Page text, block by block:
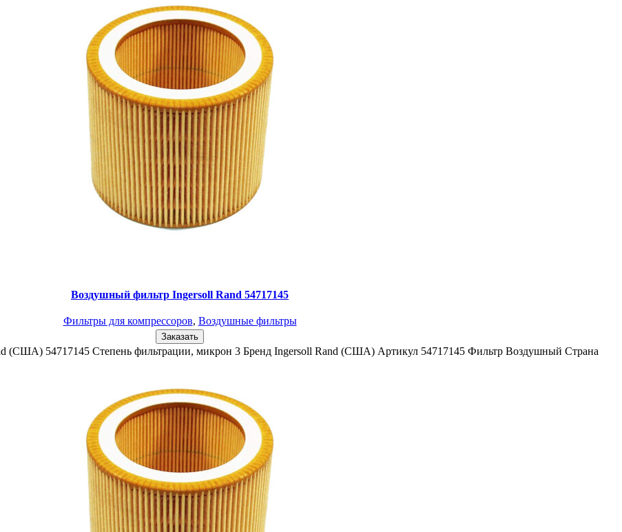
Воздушный фильтр Ingersoll Rand 54717145
Фильтры для компрессоров, Воздушные фильтры
Заказать
(США) 54717145 Степень фильтрации, микрон 3 Бренд Ingersoll Rand (США) Артикул 54717145 Фильтр Воздушный Страна